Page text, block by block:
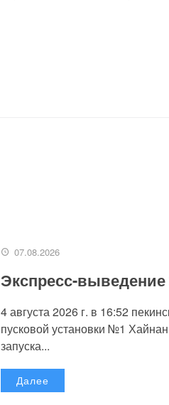
07.08.2026
Экспресс-
4 августа 2026 г. в 16:52
пусковой установки №1
запуска...
Далее